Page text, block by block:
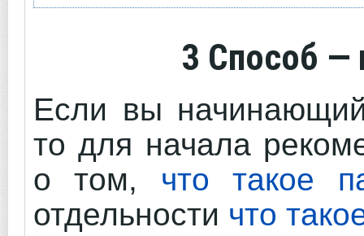
3 Способ —
Если вы
то для начала
о том, что такое
отдельности что